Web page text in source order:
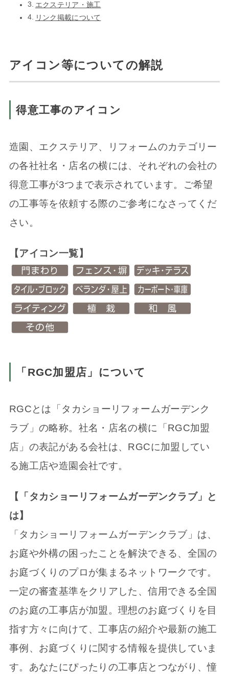
エクステリア・施工
リンク掲載について
アイコン等についての解説
得意工事のアイコン
造園、エクステリア、リフォームのカテゴリー
の各社社名・店名の横には、それぞれの会社の
得意工事が3つまで表示されています。ご希望
の工事等を依頼する際のご参考になさってくだ
さい。
【アイコン一覧】
「RGC加盟店」について
RGCとは「タカショーリフォームガーデンク
ラブ」の略称。社名・店名の横に「RGC加盟
店」の表記がある会社は、RGCに加盟してい
る施工店や造園会社です。
【「タカショーリフォームガーデンクラブ」と
は】
「タカショーリフォームガーデンクラブ」は、
お庭や外構の困ったことを解決できる、全国の
お庭づくりのプロが集まるネットワークです。
一定の審査基準をクリアした、信用できる全国
のお庭の工事店が加盟。理想のお庭づくりを目
指す方々に向けて、工事店の紹介や最新の施工
事例、お庭づくりに関する情報を提供していま
す。あなたにぴったりの工事店とつながり、憧